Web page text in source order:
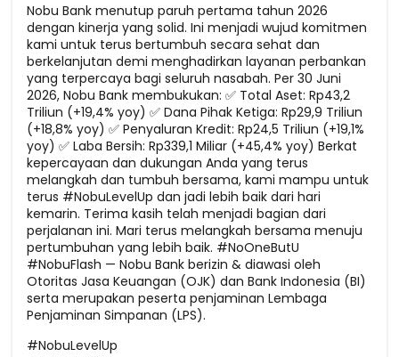
Nobu Bank menutup paruh pertama tahun 2026
dengan kinerja yang solid. Ini menjadi wujud komitmen
kami untuk terus bertumbuh secara sehat dan
berkelanjutan demi menghadirkan layanan perbankan
yang terpercaya bagi seluruh nasabah. Per 30 Juni
2026, Nobu Bank membukukan: ✅ Total Aset: Rp43,2
Triliun (+19,4% yoy) ✅ Dana Pihak Ketiga: Rp29,9 Triliun
(+18,8% yoy) ✅ Penyaluran Kredit: Rp24,5 Triliun (+19,1%
yoy) ✅ Laba Bersih: Rp339,1 Miliar (+45,4% yoy) Berkat
kepercayaan dan dukungan Anda yang terus
melangkah dan tumbuh bersama, kami mampu untuk
terus #NobuLevelUp dan jadi lebih baik dari hari
kemarin. Terima kasih telah menjadi bagian dari
perjalanan ini. Mari terus melangkah bersama menuju
pertumbuhan yang lebih baik. #NoOneButU
#NobuFlash — Nobu Bank berizin & diawasi oleh
Otoritas Jasa Keuangan (OJK) dan Bank Indonesia (BI)
serta merupakan peserta penjaminan Lembaga
Penjaminan Simpanan (LPS).
#NobuLevelUp